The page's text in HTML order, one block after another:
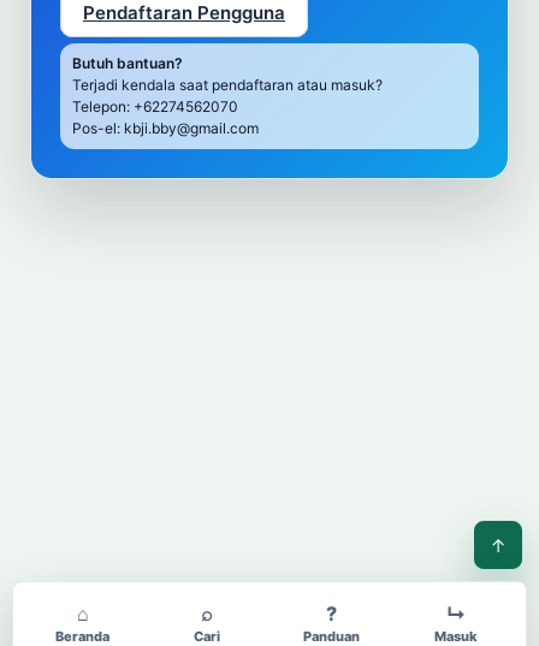
Pendaftaran Pengguna
Butuh bantuan?
Terjadi kendala saat pendaftaran atau masuk?
Telepon: +62274562070
Pos-el: kbji.bby@gmail.com
⌂
Beranda
⌕
Cari
?
Panduan
↳
Masuk
↑